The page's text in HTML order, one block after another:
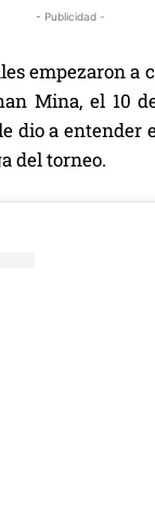
- Publicidad -
empezaron a
Mina, el 10
dio a entender
del torneo.